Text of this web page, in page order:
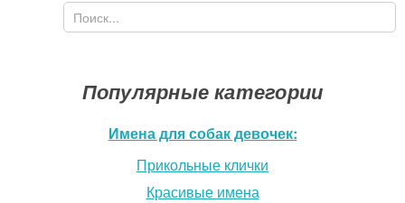
Форма поиска
Поиск
Популярные категории
Имена для собак девочек:
Прикольные клички
Красивые имена